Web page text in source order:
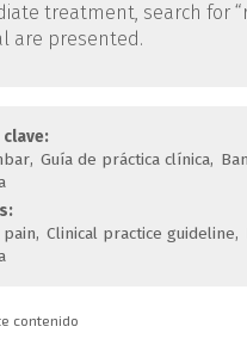
treatment, search for
are presented.
Guía de práctica clínica
pain Clinical practice guideline
contenido